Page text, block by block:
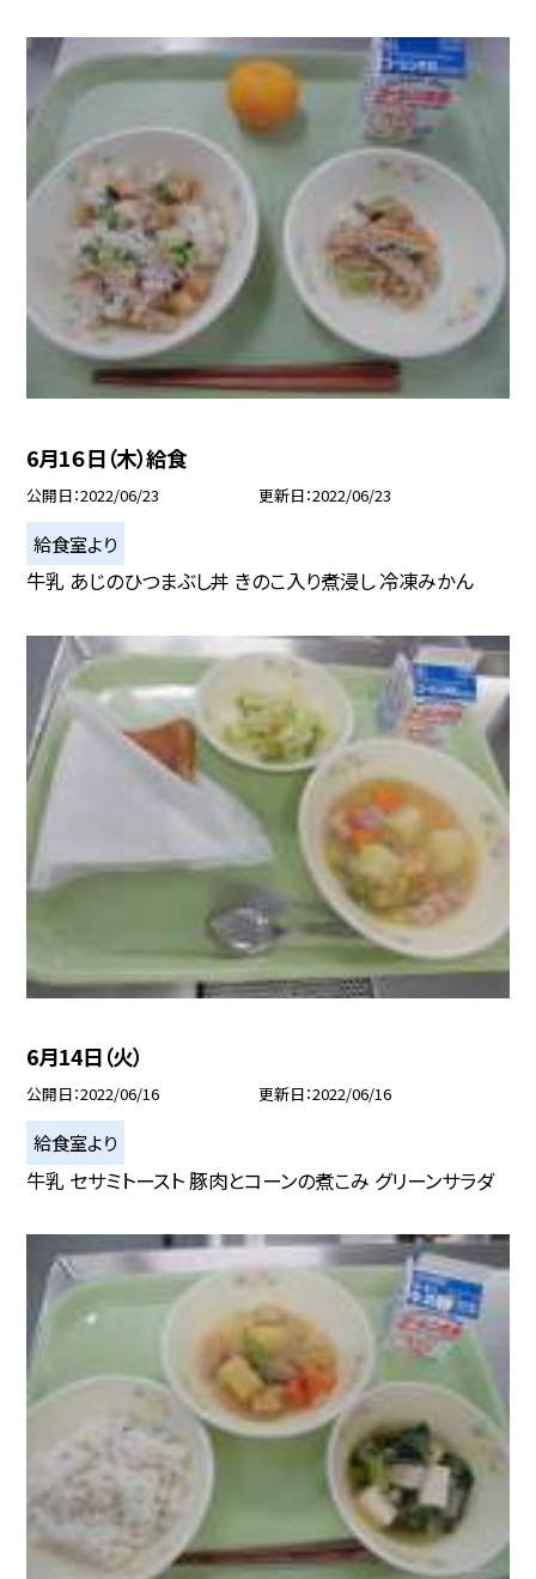
6月1６日（木）給食
公開日 2022/06/23 更新日 2022/06/23
給食室より
牛乳 あじのひつまぶし丼 きのこ入り煮浸し 冷凍みかん
6月14日（火）
公開日 2022/06/16 更新日 2022/06/16
給食室より
牛乳 セサミトースト 豚肉とコーンの煮こみ グリーンサラダ